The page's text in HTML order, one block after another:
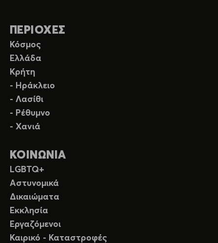
ΠΕΡΙΟΧΕΣ
Κόσμος
Ελλάδα
Κρήτη
- Ηράκλειο
- Λασίθι
- Ρέθυμνο
- Χανιά
ΚΟΙΝΩΝΙΑ
LGBTQ+
Αστυνομικά
Δικαιώματα
Εκκλησία
Εργαζόμενοι
Καιρικό - Καταστροφές